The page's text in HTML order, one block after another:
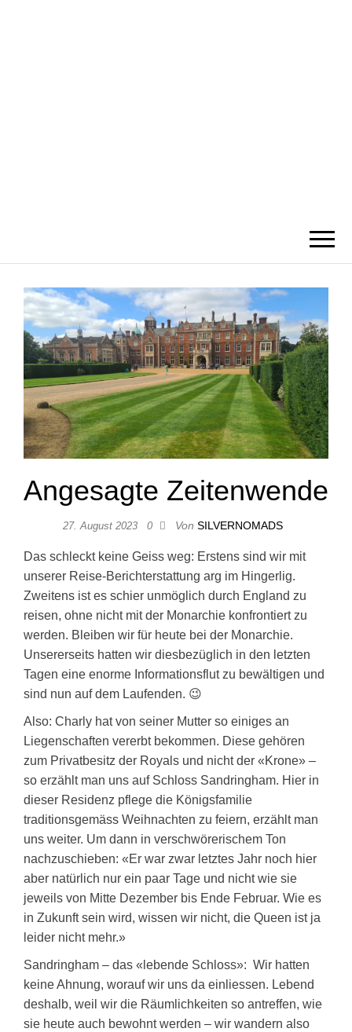
Angesagte Zeitenwende
27. August 2023 0 Von SILVERNOMADS
Das schleckt keine Geiss weg: Erstens sind wir mit
unserer Reise-Berichterstattung arg im Hingerlig.
Zweitens ist es schier unmöglich durch England zu
reisen, ohne nicht mit der Monarchie konfrontiert zu
werden. Bleiben wir für heute bei der Monarchie.
Unsererseits hatten wir diesbezüglich in den letzten
Tagen eine enorme Informationsflut zu bewältigen und
sind nun auf dem Laufenden. 😉
Also: Charly hat von seiner Mutter so einiges an
Liegenschaften vererbt bekommen. Diese gehören
zum Privatbesitz der Royals und nicht der «Krone» –
so erzählt man uns auf Schloss Sandringham. Hier in
dieser Residenz pflege die Königsfamilie
traditionsgemäss Weihnachten zu feiern, erzählt man
uns weiter. Um dann in verschwörerischem Ton
nachzuschieben: «Er war zwar letztes Jahr noch hier
aber natürlich nur ein paar Tage und nicht wie sie
jeweils von Mitte Dezember bis Ende Februar. Wie es
in Zukunft sein wird, wissen wir nicht, die Queen ist ja
leider nicht mehr.»
Sandringham – das «lebende Schloss»: Wir hatten
keine Ahnung, worauf wir uns da einliessen. Lebend
deshalb, weil wir die Räumlichkeiten so antreffen, wie
sie heute auch bewohnt werden – wir wandern also